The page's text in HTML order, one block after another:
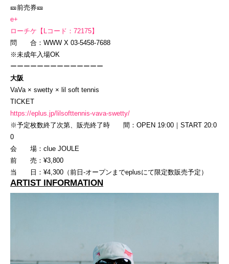
🎫前売券🎫
e+
ローチケ【Lコード：72175】
問 合：WWW X 03-5458-7688
※未成年入場OK
ーーーーーーーーーーーーーー
大阪
VaVa × swetty × lil soft tennis
TICKET
https://eplus.jp/lilsofttennis-vava-swetty/
※予定枚数終了次第、販売終了時 間：OPEN 19:00｜START 20:0
0
会 場：clue JOULE
前 売：¥3,800
当 日：¥4,300（前日-オープンまでeplusにて限定数販売予定）
ARTIST INFORMATION